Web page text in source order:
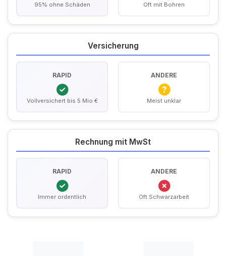
95% ohne Schäden Oft mit Bohren
Versicherung
RAPID
Vollversichert bis 5 Mio €
ANDERE
Meist unklar
Rechnung mit MwSt
RAPID
Immer ordentlich
ANDERE
Oft Schwarzarbeit